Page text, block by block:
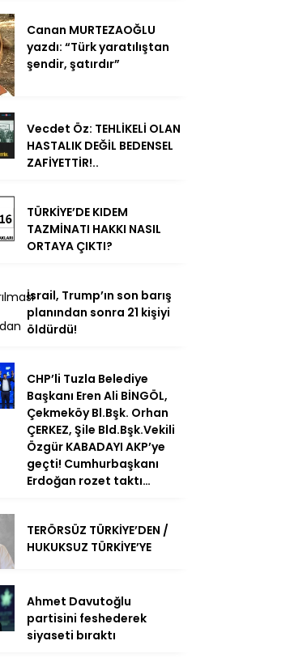
Canan MURTEZAOĞLU
yazdı: “Türk yaratılıştan
şendir, şatırdır”
Vecdet Öz: TEHLİKELİ OLAN
HASTALIK DEĞİL BEDENSEL
ZAFİYETTİR!..
TÜRKİYE’DE KIDEM
TAZMİNATI HAKKI NASIL
ORTAYA ÇIKTI?
İsrail, Trump’ın son barış
planından sonra 21 kişiyi
öldürdü!
CHP’li Tuzla Belediye
Başkanı Eren Ali BİNGÖL,
Çekmeköy Bl.Bşk. Orhan
ÇERKEZ, Şile Bld.Bşk.Vekili
Özgür KABADAYI AKP’ye
geçti! Cumhurbaşkanı
Erdoğan rozet taktı…
TERÖRSÜZ TÜRKİYE’DEN /
HUKUKSUZ TÜRKİYE’YE
Ahmet Davutoğlu
partisini feshederek
siyaseti bıraktı